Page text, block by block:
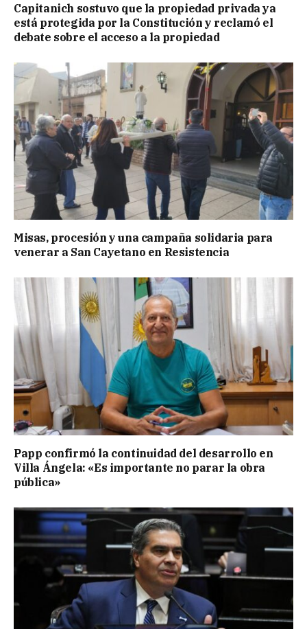
Capitanich sostuvo que la propiedad privada ya
está protegida por la Constitución y reclamó el
debate sobre el acceso a la propiedad
Misas, procesión y una campaña solidaria para
venerar a San Cayetano en Resistencia
Papp confirmó la continuidad del desarrollo en
Villa Ángela: «Es importante no parar la obra
pública»